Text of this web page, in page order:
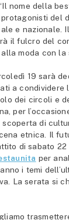
nome della
protagonisti del
e nazionale.
il fulcro del
alla moda con
19 sarà
a condividere
dei circoli e
per
scoperta di
etnica. Il
di sabato
per
i temi
La serata si